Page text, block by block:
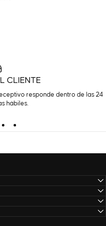
CLIENTE
responde dentro de las 24
hábiles.